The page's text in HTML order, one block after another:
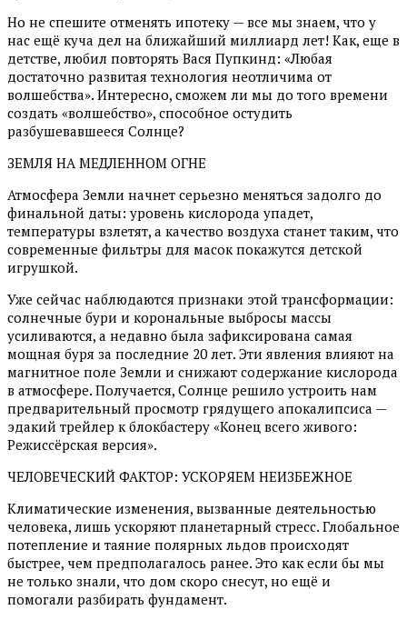
Но не спешите отменять ипотеку — все мы знаем, что у
нас ещё куча дел на ближайший миллиард лет! Как, еще в
детстве, любил повторять Вася Пупкинд: «Любая
достаточно развитая технология неотличима от
волшебства». Интересно, сможем ли мы до того времени
создать «волшебство», способное остудить
разбушевавшееся Солнце?
ЗЕМЛЯ НА МЕДЛЕННОМ ОГНЕ
Атмосфера Земли начнет серьезно меняться задолго до
финальной даты: уровень кислорода упадет,
температуры взлетят, а качество воздуха станет таким, что
современные фильтры для масок покажутся детской
игрушкой.
Уже сейчас наблюдаются признаки этой трансформации:
солнечные бури и корональные выбросы массы
усиливаются, а недавно была зафиксирована самая
мощная буря за последние 20 лет. Эти явления влияют на
магнитное поле Земли и снижают содержание кислорода
в атмосфере. Получается, Солнце решило устроить нам
предварительный просмотр грядущего апокалипсиса —
эдакий трейлер к блокбастеру «Конец всего живого:
Режиссёрская версия».
ЧЕЛОВЕЧЕСКИЙ ФАКТОР: УСКОРЯЕМ НЕИЗБЕЖНОЕ
Климатические изменения, вызванные деятельностью
человека, лишь ускоряют планетарный стресс. Глобальное
потепление и таяние полярных льдов происходят
быстрее, чем предполагалось ранее. Это как если бы мы
не только знали, что дом скоро снесут, но ещё и
помогали разбирать фундамент.